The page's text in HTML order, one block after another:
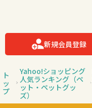
新規会員登録
ト
ッ
プ
Yahoo!ショッピング
人気ランキング（ペ
ット・ペットグッ
ズ）